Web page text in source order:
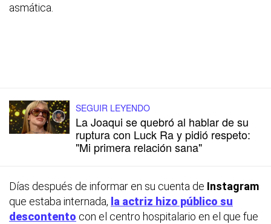
asmática.
SEGUIR LEYENDO
La Joaqui se quebró al hablar de su
ruptura con Luck Ra y pidió respeto:
"Mi primera relación sana"
Días después de informar en su cuenta de Instagram
que estaba internada, la actriz hizo público su
descontento con el centro hospitalario en el que fue